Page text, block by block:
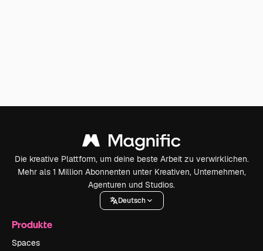
Die kreative Plattform, um deine beste Arbeit zu verwirklichen.
Mehr als 1 Million Abonnenten unter Kreativen, Unternehmen,
Agenturen und Studios.
Deutsch
Produkte
Spaces